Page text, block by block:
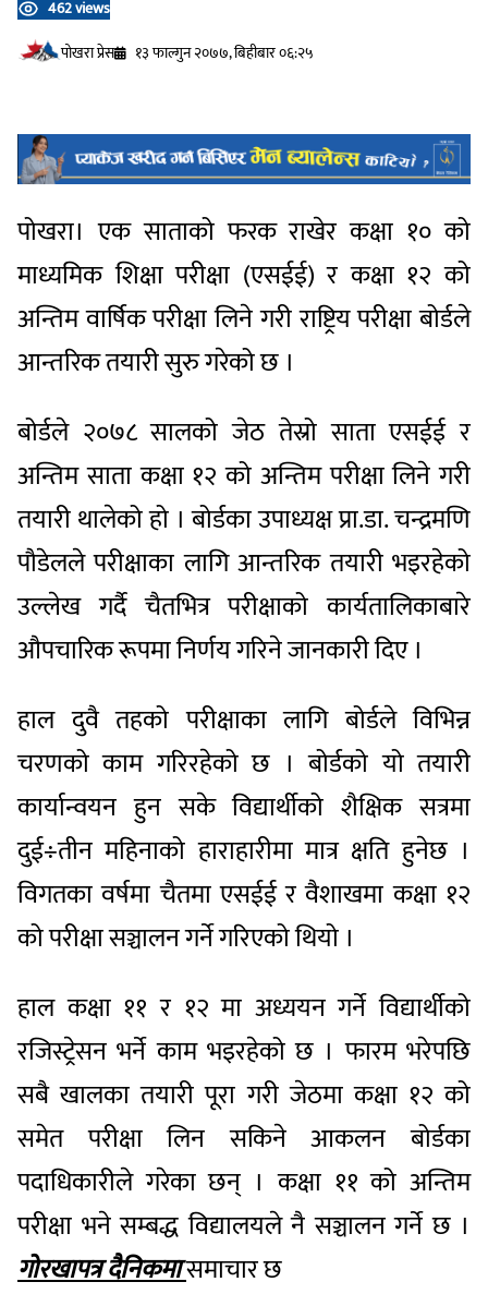
462 views
प‍ोखरा प्रेस
१३ फाल्गुन २०७७, बिहीबार ०६:२५
पोखरा। एक साताको फरक राखेर कक्षा १० को
माध्यमिक शिक्षा परीक्षा (एसईई) र कक्षा १२ को
अन्तिम वार्षिक परीक्षा लिने गरी राष्ट्रिय परीक्षा बोर्डले
आन्तरिक तयारी सुरु गरेको छ ।
बोर्डले २०७८ सालको जेठ तेस्रो साता एसईई र
अन्तिम साता कक्षा १२ को अन्तिम परीक्षा लिने गरी
तयारी थालेको हो । बोर्डका उपाध्यक्ष प्रा.डा. चन्द्रमणि
पौडेलले परीक्षाका लागि आन्तरिक तयारी भइरहेको
उल्लेख गर्दै चैतभित्र परीक्षाको कार्यतालिकाबारे
औपचारिक रूपमा निर्णय गरिने जानकारी दिए ।
हाल दुवै तहको परीक्षाका लागि बोर्डले विभिन्न
चरणको काम गरिरहेको छ । बोर्डको यो तयारी
कार्यान्वयन हुन सके विद्यार्थीको शैक्षिक सत्रमा
दुई÷तीन महिनाको हाराहारीमा मात्र क्षति हुनेछ ।
विगतका वर्षमा चैतमा एसईई र वैशाखमा कक्षा १२
को परीक्षा सञ्चालन गर्ने गरिएको थियो ।
हाल कक्षा ११ र १२ मा अध्ययन गर्ने विद्यार्थीको
रजिस्ट्रेसन भर्ने काम भइरहेको छ । फारम भरेपछि
सबै खालका तयारी पूरा गरी जेठमा कक्षा १२ को
समेत परीक्षा लिन सकिने आकलन बोर्डका
पदाधिकारीले गरेका छन् । कक्षा ११ को अन्तिम
परीक्षा भने सम्बद्ध विद्यालयले नै सञ्चालन गर्ने छ ।
गोरखापत्र दैनिकमासमाचार छ